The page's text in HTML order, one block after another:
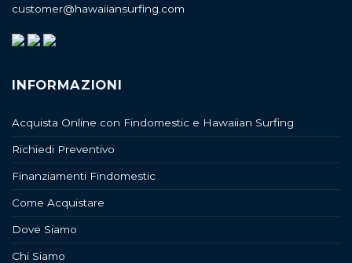
customer@hawaiiansurfing.com
INFORMAZIONI
Acquista Online con Findomestic e Hawaiian Surfing
Richiedi Preventivo
Finanziamenti Findomestic
Come Acquistare
Dove Siamo
Chi Siamo